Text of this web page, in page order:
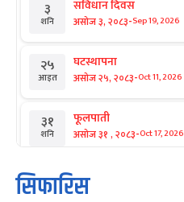
३
शनि
संविधान दिवस
असोज ३, २०८३-Sep 19, 2026
२५
आइत
घटस्थापना
असोज २५, २०८३-Oct 11, 2026
३१
शनि
फूलपाती
असोज ३१ , २०८३-Oct 17, 2026
१
आइत
कार्तिक सङ्क्रान्ति
कार्तिक १, २०८३
सिफारिस